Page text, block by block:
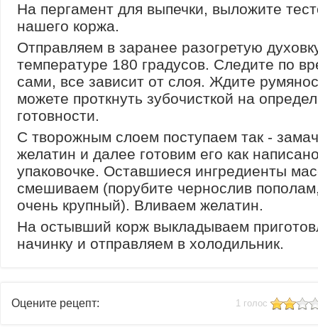
На пергамент для выпечки, выложите
нашего коржа.
Отправляем в заранее разогретую
температуре 180 градусов. Следите по
сами, все зависит от слоя. Ждите
можете проткнуть зубочисткой на
готовности.
С творожным слоем поступаем так -
желатин и далее готовим его как
упаковочке. Оставшиеся ингредиенты
смешиваем (порубите чернослив
очень крупный). Вливаем желатин.
На остывший корж выкладываем
начинку и отправляем в холодильник.
Оцените рецепт: 1 голос